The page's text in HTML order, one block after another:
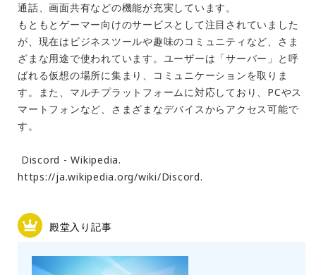
通話、画面共有などの機能が充実しています。
もともとゲーマー向けのサービスとして注目されていました
が、現在はビジネスツールや趣味のコミュニティなど、さま
ざまな用途で使われています。ユーザーは「サーバー」と呼
ばれる仮想の場所に集まり、コミュニケーションを取りま
す。また、マルチプラットフォームに対応しており、PCやス
マートフォンなど、さまざまなデバイスからアクセス可能で
す。
Discord - Wikipedia.
https://ja.wikipedia.org/wiki/Discord.
殿堂入り記事